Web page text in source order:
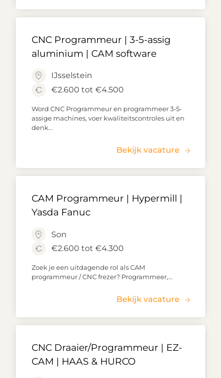
CNC Programmeur | 3-5-assig
aluminium | CAM software
IJsselstein
€2.600 tot €4.500
Word CNC Programmeur en programmeer 3-5-
assige machines, voer kwaliteitscontroles uit en
denk...
Bekijk vacature
CAM Programmeur | Hypermill |
Yasda Fanuc
Son
€2.600 tot €4.300
Zoek je een uitdagende rol als CAM
programmeur / CNC frezer? Programmeer,...
Bekijk vacature
CNC Draaier/Programmeur | EZ-
CAM | HAAS & HURCO